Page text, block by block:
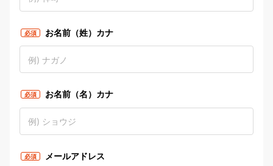
必須 お名前（姓）カナ
必須 お名前（名）カナ
必須 メールアドレス